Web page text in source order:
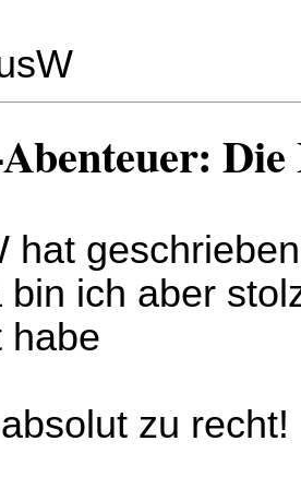
hat
bin ich aber
habe
zu recht!